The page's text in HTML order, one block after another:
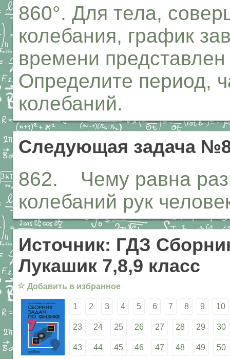
860°. Для тела,
колебания, график
времени
Определите период,
колебаний.
Следующая задача
862. Чему равна
колебаний рук
Источник: ГДЗ
Лукашик 7,8,9 класс
☆ Добавить в избранное
1 2 3 4 5 6 7 8 9 10
23 24 25 26 27 28 29 30
43 44 45 46 47 48 49 50